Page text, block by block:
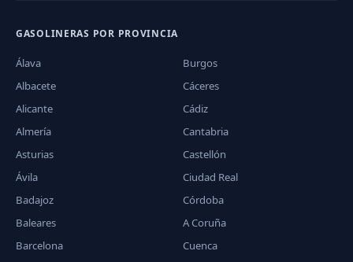
GASOLINERAS POR PROVINCIA
Álava
Albacete
Alicante
Almería
Asturias
Ávila
Badajoz
Baleares
Barcelona
Burgos
Cáceres
Cádiz
Cantabria
Castellón
Ciudad Real
Córdoba
A Coruña
Cuenca